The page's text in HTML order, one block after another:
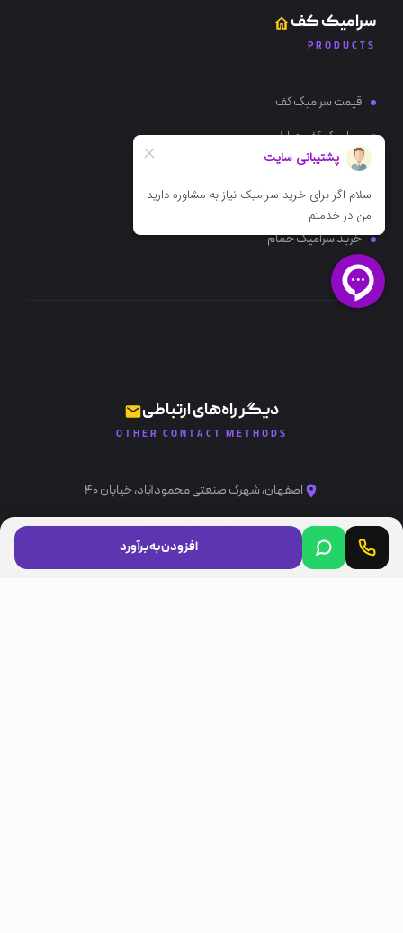
افزودن به برآورد
سرامیک کف
PRODUCTS
قیمت سرامیک کف
سرامیک کف حیاط
سرامیک کف پذیرایی
سرامیک کف آشپزخانه
خرید سرامیک حمام
دیگر راه‌های ارتباطی
OTHER CONTACT METHODS
اصفهان، شهرک صنعتی محمودآباد، خیابان ۴۰
info@ataceram.com